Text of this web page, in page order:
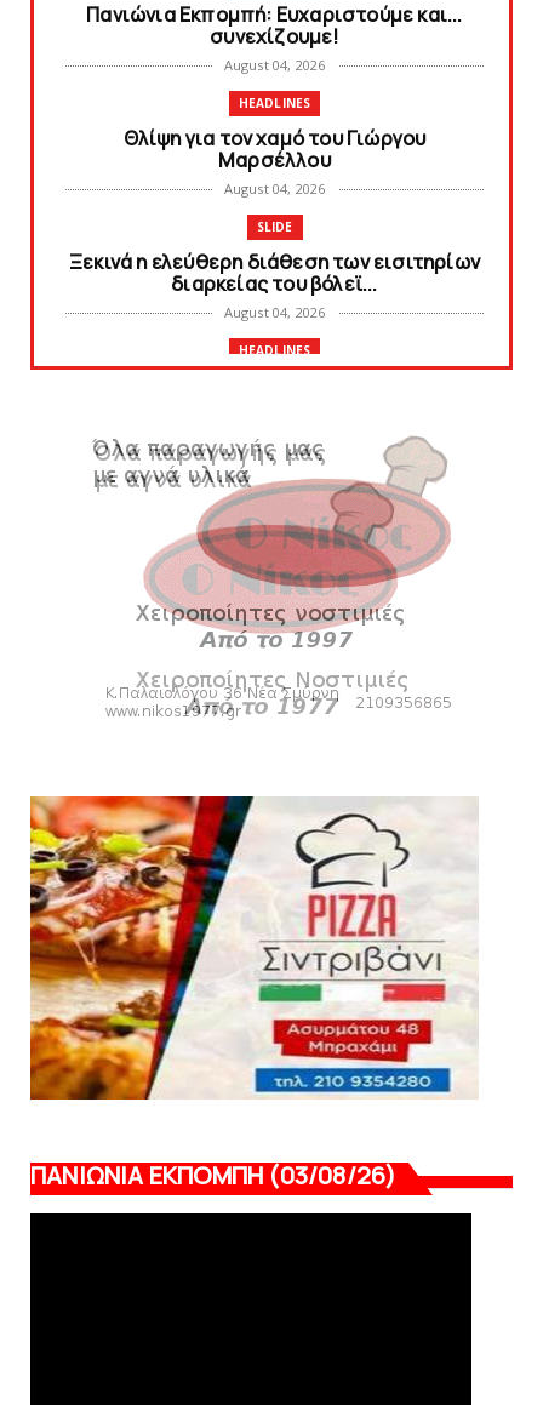
Πανιώνια Εκπομπή: Eυχαριστούμε και...
συνεχίζουμε!
August 04, 2026
HEADLINES
Θλίψη για τον χαμό του Γιώργου
Mαρσέλλου
August 04, 2026
SLIDE
Ξεκινά η ελεύθερη διάθεση των εισιτηρίων
διαρκείας του βόλεϊ...
August 04, 2026
HEADLINES
SLIDE
Πανιώνια Εκπομπή: Έπεσε η αυλαία της
σεζόν με όλη την επικαι...
August 04, 2026
ΕΠΙΚΑΙΡΟΤΗΤΑ
LIVE η Πανιώνια Εκπομπή!
August 03, 2026
SLIDE
Eνίσχυση στους ψηλούς με τον Μέισον
ΠΑΝΙΩΝΙΑ ΕΚΠΟΜΠΗ
Πανιώνια Εκπομπή: Ραντεβού απόψε στις
21:00 - Όλη η επικαιρό...
August 03, 2026
ΠΑΝΙΩΝΙΑ ΕΚΠΟΜΠΗ (03/08/26)